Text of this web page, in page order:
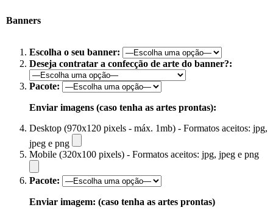
Banners
Escolha o seu banner:
Deseja contratar a confecção de arte do banner?:
Pacote:
Enviar imagens (caso tenha as artes prontas):
Desktop (970x120 pixels - máx. 1mb) - Formatos aceitos: jpg,
jpeg e png
Mobile (320x100 pixels) - Formatos aceitos: jpg, jpeg e png
Pacote:
Enviar imagem: (caso tenha as artes prontas)